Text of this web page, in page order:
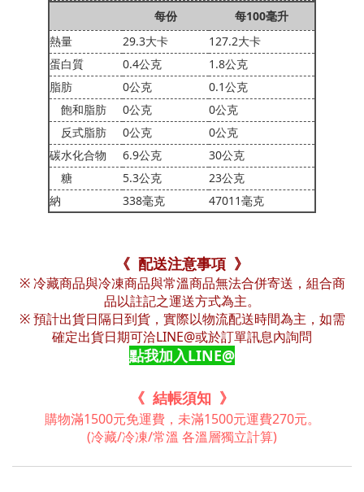
每份
每100毫升
熱量
29.3大卡
127.2大卡
蛋白質
0.4公克
1.8公克
脂肪
0公克
0.1公克
飽和脂肪
0公克
0公克
反式脂肪
0公克
0公克
碳水化合物
6.9公克
30公克
糖
5.3公克
23公克
納
338毫克 47011毫克
《 配送注意事項 》
※ 冷藏商品與冷凍商品與常溫商品無法合併寄送，組合商
品以註記之運送方式為主。
※ 預計出貨日隔日到貨，實際以物流配送時間為主，如需
確定出貨日期可洽LINE@或於訂單訊息內詢問
點我加入LINE@
《 結帳須知 》
購物滿1500元免運費，未滿1500元運費270元。
(冷藏/冷凍/常溫 各溫層獨立計算)